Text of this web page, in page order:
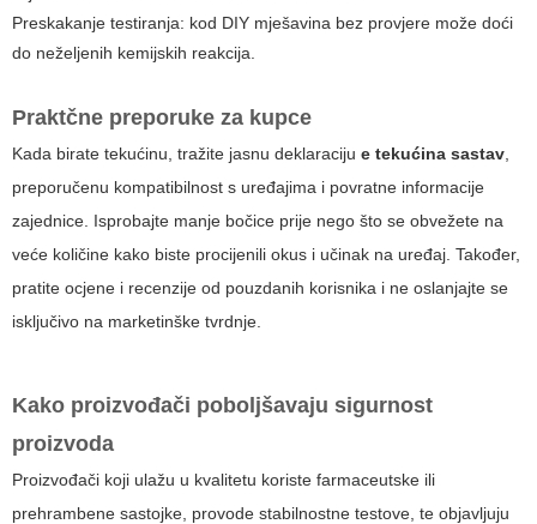
Preskakanje testiranja: kod DIY mješavina bez provjere može doći
do neželjenih kemijskih reakcija.
Praktčne preporuke za kupce
Kada birate tekućinu, tražite jasnu deklaraciju e tekućina sastav​
preporučenu kompatibilnost s uređajima i povratne informacije
zajednice. Isprobajte manje bočice prije nego što se obvežete na
veće količine kako biste procijenili okus i učinak na uređaj. Također,
pratite ocjene i recenzije od pouzdanih korisnika i ne oslanjajte se
isključivo na marketinške tvrdnje.
Kako proizvođači poboljšavaju sigurnost
proizvoda
Proizvođači koji ulažu u kvalitetu koriste farmaceutske ili
prehrambene sastojke, provode stabilnostne testove, te objavljuju